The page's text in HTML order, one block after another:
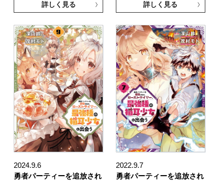
詳しく見る 詳しく見る
2024.9.6
勇者パーティーを追放され
2022.9.7
勇者パーティーを追放され